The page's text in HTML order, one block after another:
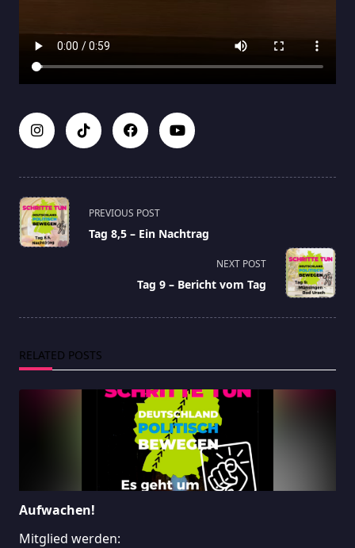
<span
class="nav-
subtitle
PREVIOUS POST
Tag 8,5 – Ein Nachtrag
NEXT POST
Tag 9 – Bericht vom Tag
RELATED POSTS
Aufwachen!
Mitglied werden: